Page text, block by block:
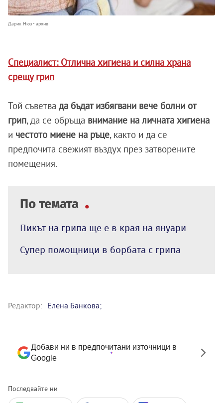
Дарик Нюз - архив
Специалист: Отлична хигиена и силна храна
срещу грип
Той съветва да бъдат избягвани вече болни от
грип, да се обръща внимание на личната хигиена
и честото миене на ръце, както и да се
предпочита свежият въздух през затворените
помещения.
По темата
Пикът на грипа ще е в края на януари
Супер помощници в борбата с грипа
Редактор: Елена Банкова;
Добави ни в предпочитани източници в
Google
Последвайте ни